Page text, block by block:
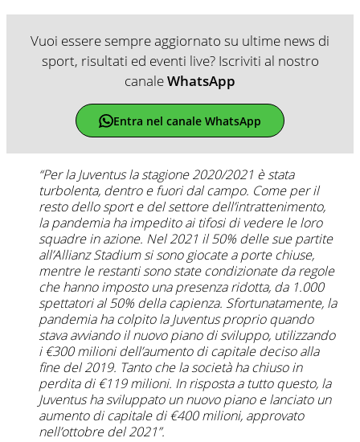
Vuoi essere sempre aggiornato su ultime news di
sport, risultati ed eventi live? Iscriviti al nostro
canaleWhatsApp
Entra nel canale WhatsApp
“Per la Juventus la stagione 2020/2021 è stata
turbolenta, dentro e fuori dal campo. Come per il
resto dello sport e del settore dell’intrattenimento,
la pandemia ha impedito ai tifosi di vedere le loro
squadre in azione. Nel 2021 il 50% delle sue partite
all’Allianz Stadium si sono giocate a porte chiuse,
mentre le restanti sono state condizionate da regole
che hanno imposto una presenza ridotta, da 1.000
spettatori al 50% della capienza. Sfortunatamente, la
pandemia ha colpito la Juventus proprio quando
stava avviando il nuovo piano di sviluppo, utilizzando
i €300 milioni dell’aumento di capitale deciso alla
fine del 2019. Tanto che la società ha chiuso in
perdita di €119 milioni. In risposta a tutto questo, la
Juventus ha sviluppato un nuovo piano e lanciato un
aumento di capitale di €400 milioni, approvato
nell’ottobre del 2021”.